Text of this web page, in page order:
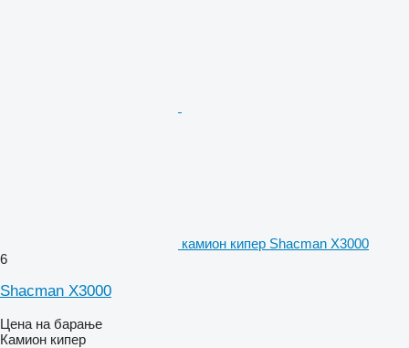
камион кипер Shacman X3000
6
Shacman X3000
Цена на барање
Камион кипер